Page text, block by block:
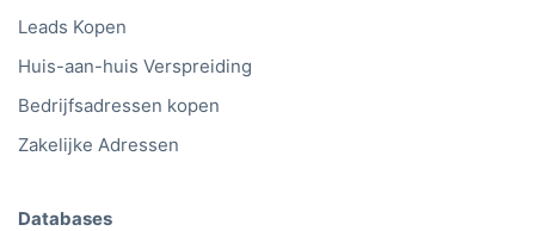
Leads Kopen
Huis-aan-huis Verspreiding
Bedrijfsadressen kopen
Zakelijke Adressen
Databases